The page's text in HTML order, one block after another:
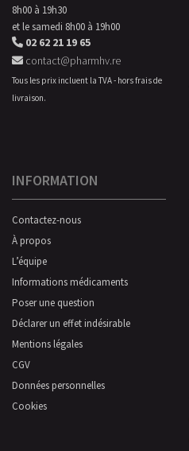
8h00 à 19h30
et le samedi 8h00 à 19h00
02 62 21 19 65
contact@pharmhv.re
Tous les prix incluent la TVA - hors frais de
livraison.
INFORMATION
Contactez-nous
À propos
L’équipe
Informations médicaments
Poser une question
Déclarer un effet indésirable
Mentions légales
CGV
Données personnelles
Cookies